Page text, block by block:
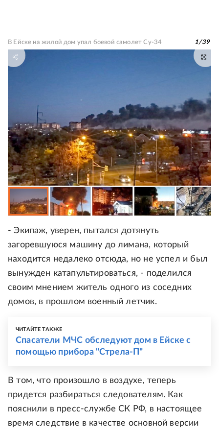
В Ейске на жилой дом упал боевой самолет Су-34 1/39
- Экипаж, уверен, пытался дотянуть
загоревшуюся машину до лимана, который
находится недалеко отсюда, но не успел и был
вынужден катапультироваться, - поделился
своим мнением житель одного из соседних
домов, в прошлом военный летчик.
ЧИТАЙТЕ ТАКЖЕ
Спасатели МЧС обследуют дом в Ейске с
помощью прибора "Стрела-П"
В том, что произошло в воздухе, теперь
придется разбираться следователям. Как
пояснили в пресс-службе СК РФ, в настоящее
время следствие в качестве основной версии